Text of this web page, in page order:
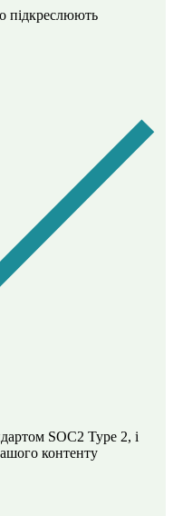
підкреслюють
SOC2 Type 2, і
контенту